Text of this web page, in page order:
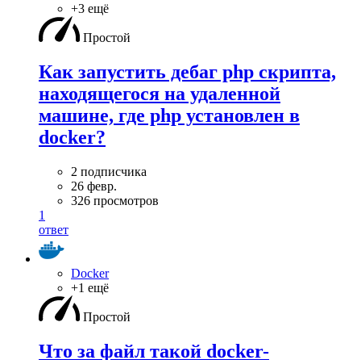
+3 ещё
Простой
Как запустить дебаг php скрипта,
находящегося на удаленной
машине, где php установлен в
docker?
2 подписчика
26 февр.
326 просмотров
1
ответ
Docker
+1 ещё
Простой
Что за файл такой docker-